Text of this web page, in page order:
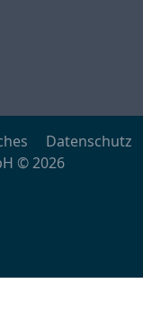
Datenschutz
© 2026